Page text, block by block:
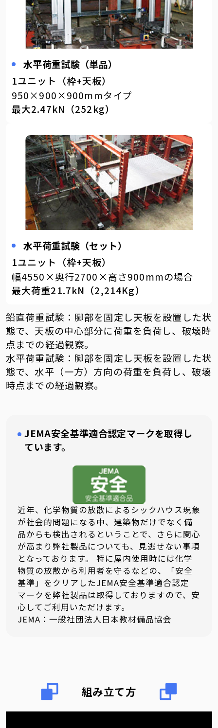
水平荷重試験（単品）
1ユニット（枠+天板）
950×900×900mmタイプ
最大2.47kN（252kg）
水平荷重試験（セット）
1ユニット（枠+天板）
幅4550×奥行2700×高さ900mmの場合
最大荷重21.7kN（2,214Kg）
鉛直荷重試験：脚部を固定し天板を設置した状
態で、天板の中心部分に荷重を負荷し、破壊時
点までの経過観察。
水平荷重試験：脚部を固定し天板を設置した状
態で、水平（一方）方向の荷重を負荷し、破壊
時点までの経過観察。
JEMA安全基準適合認定マークを取得し
ています。
近年、化学物質の放散によるシックハウス現象
が社会的問題になる中、建築物だけでなく備
品からも検出されるということで、さらに関心
が高まり弊社製品についても、見逃せない事項
となっております。 特に屋内使用時には化学
物質の放散から利用者を守るなどの、「安全
基準」をクリアしたJEMA安全基準適合認定
マークを弊社製品は取得しておりますので、安
心してご利用いただけます。
JEMA：一般社団法人日本教材備品協会
組み立て方